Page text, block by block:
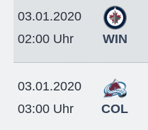
03.01.2020
02:00 Uhr
WIN
03.01.2020
03:00 Uhr
COL